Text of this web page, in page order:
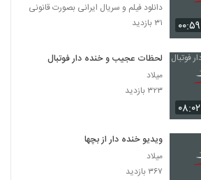
۰۰:۵۹
دانلود فیلم و سریال ایرانی بصورت قانونی
۳۱ بازدید
۰۸:۰۲
لحظات عجیب و خنده دار فوتبال
میلاد
۳۲۳ بازدید
ویدیو خنده دار از بچها
میلاد
۳۶۷ بازدید